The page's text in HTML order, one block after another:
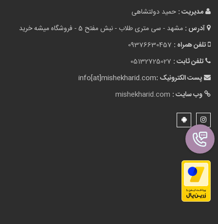
مدیریت : حمید دولتشاهی
آدرس : مشهد - سی متری طلاب - نبش مفتح 5 - فروشگاه میشه خرید
تلفن همراه : 09376630457
تلفن ثابت : 05132725027
پست الکترونیک :info[at]mishekharid.com
وب سایت : mishekharid.com